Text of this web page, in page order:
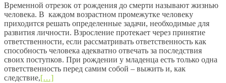
Временной отрезок от рождения до смерти называют жизнью
человека. В каждом возрастном промежутке человеку
приходится решать определенные задачи, необходимые для
развития личности. Взросление протекает через принятие
ответственности, если рассматривать ответственность как
способность человека адекватно отвечать за последствия
своих поступков. При рождении у младенца есть только одна
ответственность перед самим собой – выжить и, как
следствие,[…]